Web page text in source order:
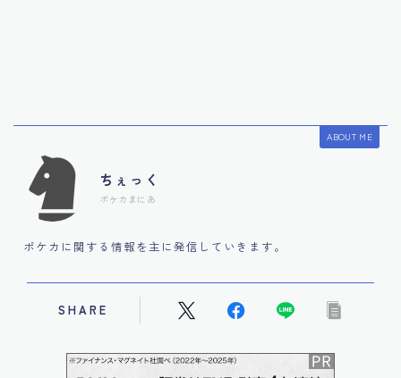
ABOUT ME
ちぇっく
ポケカまにあ
ポケカに関する情報を主に発信していきます。
SHARE